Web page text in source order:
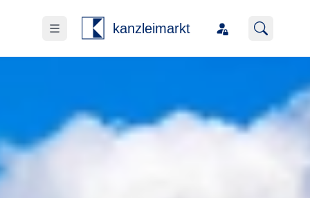
kanzleimarkt